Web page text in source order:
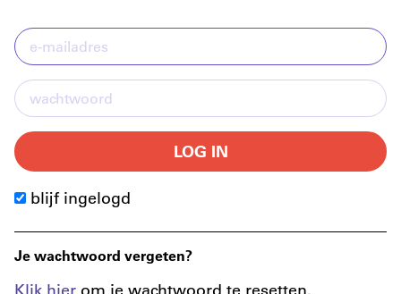
LOG IN
blijf ingelogd
Je wachtwoord vergeten?
Klik hier om je wachtwoord te resetten.